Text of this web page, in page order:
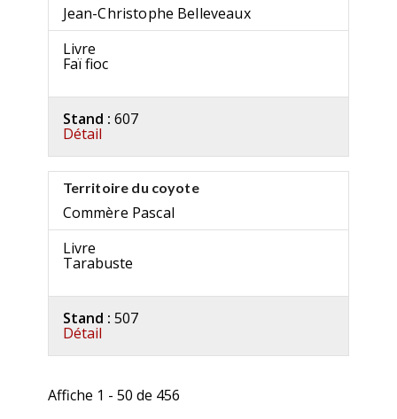
Jean-Christophe Belleveaux
Livre
Faï fioc
Stand : 607
Détail
Territoire du coyote
Commère Pascal
Livre
Tarabuste
Stand : 507
Détail
Affiche 1 - 50 de 456